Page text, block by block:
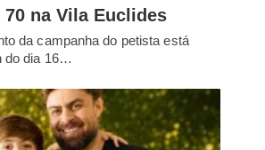
na Vila Euclides
da campanha do petista está
do dia 16…